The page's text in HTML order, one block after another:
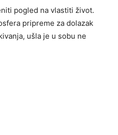
pogled na vlastiti život.
pripreme za dolazak
ušla je u sobu ne